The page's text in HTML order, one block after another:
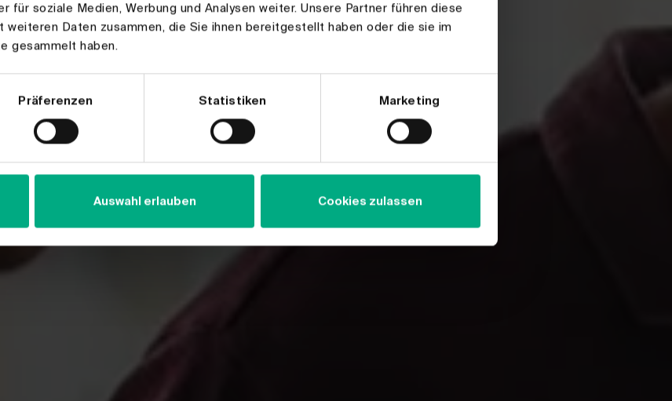
für soziale Medien, Werbung und Analysen weiter. Unsere Partner führen diese
weiteren Daten zusammen, die Sie ihnen bereitgestellt haben oder die sie im
gesammelt haben.
Präferenzen Statistiken Marketing
Auswahl erlauben Cookies zulassen